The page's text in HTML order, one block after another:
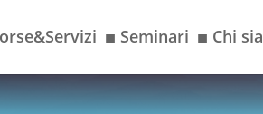
■ Seminari ■ Chi